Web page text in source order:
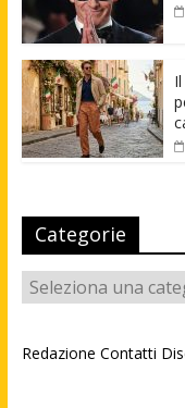
Categorie
Categorie
Redazione Contatti